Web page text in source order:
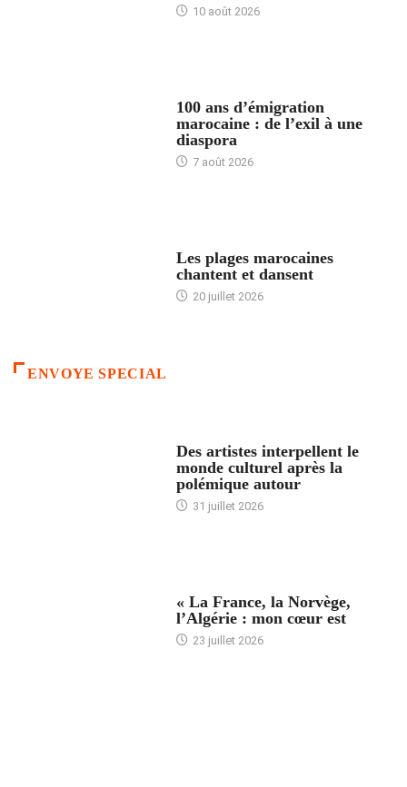
10 août 2026
100 ans d’émigration
marocaine : de l’exil à une
diaspora
7 août 2026
Les plages marocaines
chantent et dansent
20 juillet 2026
ENVOYE SPECIAL
Des artistes interpellent le
monde culturel après la
polémique autour
31 juillet 2026
« La France, la Norvège,
l’Algérie : mon cœur est
23 juillet 2026